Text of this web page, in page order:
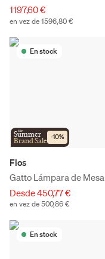
1197,60 €
en vez de 1596,80 €
En stock
the
Summer
Brand Sale -10%
Flos
Gatto Lámpara de Mesa
Desde 450,77 €
en vez de 500,86 €
En stock